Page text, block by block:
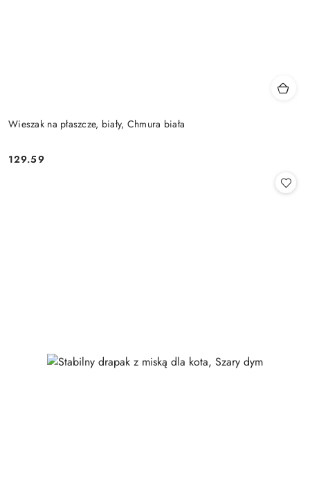
Wieszak na płaszcze, biały, Chmura biała
Cena:
129.59